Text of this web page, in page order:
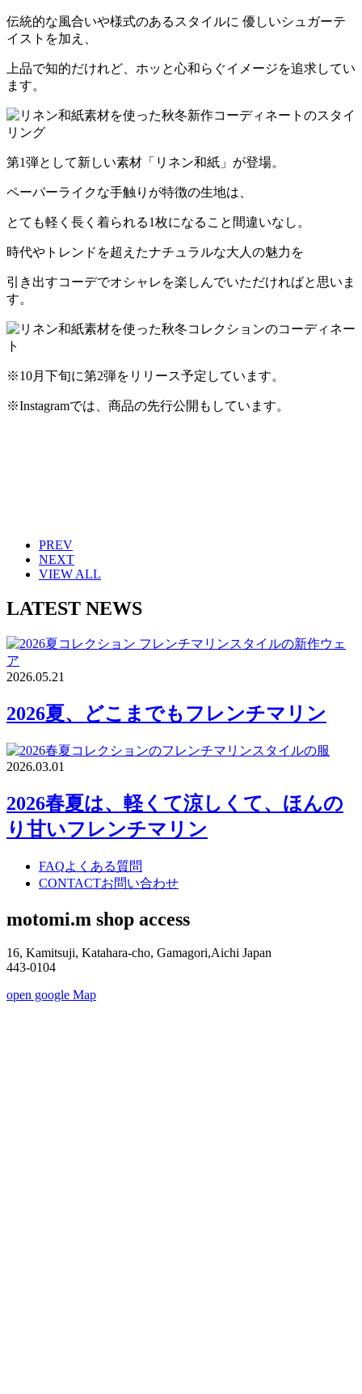
伝統的な風合いや様式のあるスタイルに 優しいシュガーテ
イストを加え、
上品で知的だけれど、ホッと心和らぐイメージを追求してい
ます。
第1弾として新しい素材「リネン和紙」が登場。
ペーパーライクな手触りが特徴の生地は、
とても軽く長く着られる1枚になること間違いなし。
時代やトレンドを超えたナチュラルな大人の魅力を
引き出すコーデでオシャレを楽しんでいただければと思いま
す。
※10月下旬に第2弾をリリース予定しています。
※Instagramでは、商品の先行公開もしています。
PREV
NEXT
VIEW ALL
LATEST NEWS
2026.05.21
2026夏、どこまでもフレンチマリン
2026.03.01
2026春夏は、軽くて涼しくて、ほんの
り甘いフレンチマリン
FAQよくある質問
CONTACTお問い合わせ
motomi.m shop access
16, Kamitsuji, Katahara-cho, Gamagori,Aichi Japan
443-0104
open google Map